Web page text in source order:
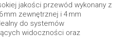
jakości przewód wykonany z
mm zewnętrznej i 4 mm
do systemów
widoczności oraz